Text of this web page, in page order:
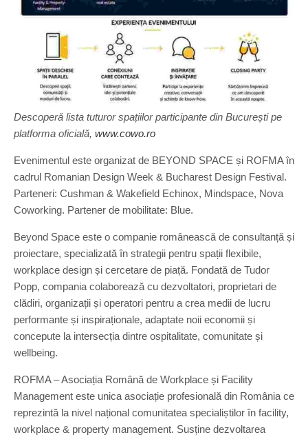
Descoperă lista tuturor spațiilor participante din București pe
platforma oficială, www.cowo.ro
Evenimentul este organizat de BEYOND SPACE și ROFMA în
cadrul Romanian Design Week & Bucharest Design Festival.
Parteneri: Cushman & Wakefield Echinox, Mindspace, Nova
Coworking. Partener de mobilitate: Blue.
Beyond Space este o companie românească de consultanță și
proiectare, specializată în strategii pentru spații flexibile,
workplace design și cercetare de piață. Fondată de Tudor
Popp, compania colaborează cu dezvoltatori, proprietari de
clădiri, organizații și operatori pentru a crea medii de lucru
performante și inspiraționale, adaptate noii economii și
concepute la intersecția dintre ospitalitate, comunitate și
wellbeing.
ROFMA – Asociația Română de Workplace și Facility
Management este unica asociație profesională din România ce
reprezintă la nivel național comunitatea specialiștilor în facility,
workplace & property management. Susține dezvoltarea